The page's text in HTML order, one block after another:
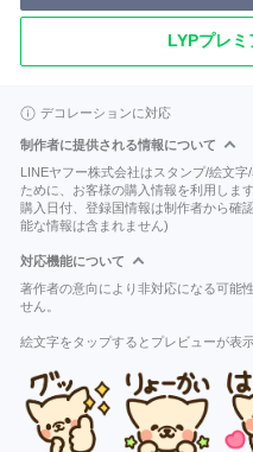
LYPプレ
デコレーションに対応
制作者に提供される情報について
LINEヤフー株式会社はスタンプ/絵文
ために、お客様の購入情報を利用します
購入日付、登録国情報は制作者から確
能な情報は含まれません)
対応機能について
著作者の意向により非対応になる可能
せん。
絵文字をタップするとプレビューが表